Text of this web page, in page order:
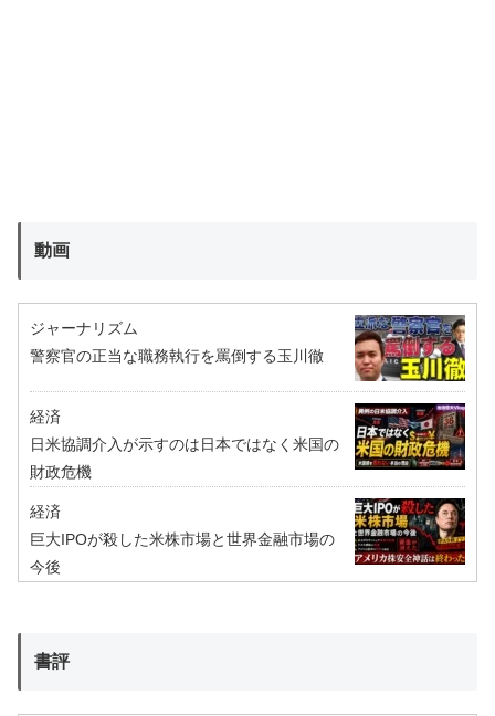
動画
ジャーナリズム
警察官の正当な職務執行を罵倒する玉川徹
経済
日米協調介入が示すのは日本ではなく米国の
財政危機
経済
巨大IPOが殺した米株市場と世界金融市場の
今後
書評